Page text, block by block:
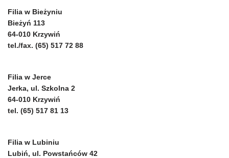
Filia w Bieżyniu
Bieżyń 113
64-010 Krzywiń
tel./fax. (65) 517 72 88
Filia w Jerce
Jerka, ul. Szkolna 2
64-010 Krzywiń
tel. (65) 517 81 13
Filia w Lubiniu
Lubiń, ul. Powstańców 42